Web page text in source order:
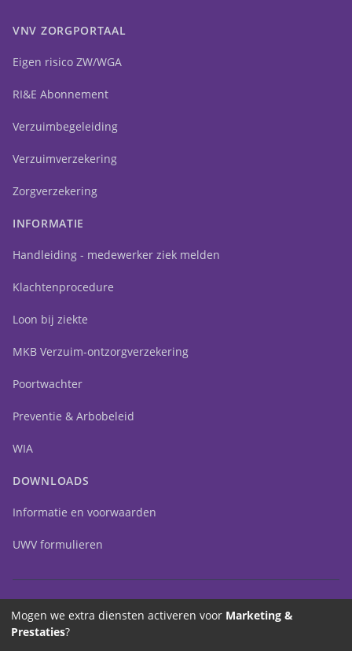
VNV ZORGPORTAAL
Eigen risico ZW/WGA
RI&E Abonnement
Verzuimbegeleiding
Verzuimverzekering
Zorgverzekering
INFORMATIE
Handleiding - medewerker ziek melden
Klachtenprocedure
Loon bij ziekte
MKB Verzuim-ontzorgverzekering
Poortwachter
Preventie & Arbobeleid
WIA
DOWNLOADS
Informatie en voorwaarden
UWV formulieren
© 2025 SuperGarant Verzekeringen
Mogen we extra diensten activeren voor Marketing &
Prestaties?